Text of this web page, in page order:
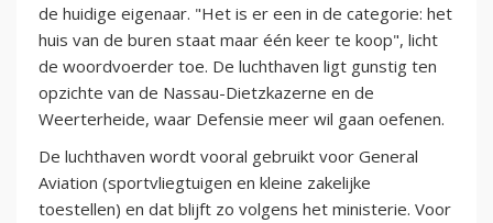
de huidige eigenaar. "Het is er een in de categorie: het
huis van de buren staat maar één keer te koop", licht
de woordvoerder toe. De luchthaven ligt gunstig ten
opzichte van de Nassau-Dietzkazerne en de
Weerterheide, waar Defensie meer wil gaan oefenen.
De luchthaven wordt vooral gebruikt voor General
Aviation (sportvliegtuigen en kleine zakelijke
toestellen) en dat blijft zo volgens het ministerie. Voor